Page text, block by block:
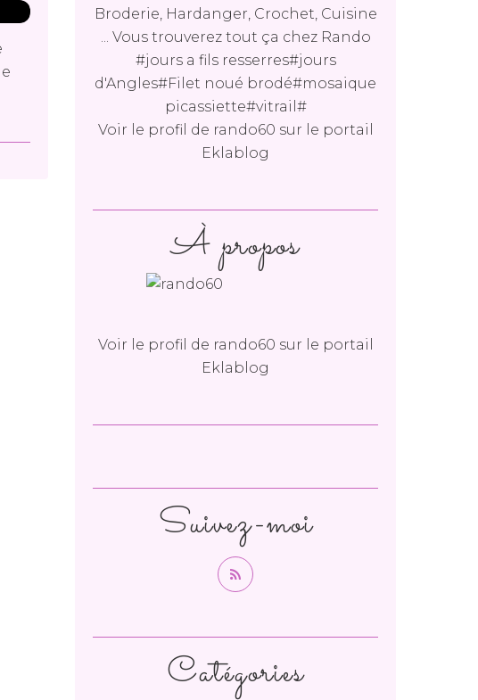
Catégories
Broderie, Hardanger, Crochet, Cuisine
... Vous trouverez tout ça chez Rando
#jours a fils resserres#jours
d'Angles#Filet noué brodé#mosaique
picassiette#vitrail#
Voir le profil de rando60 sur le portail
Eklablog
Suivez-moi
À propos
Voir le profil de rando60 sur le portail
Eklablog